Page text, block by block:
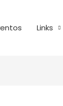
Links